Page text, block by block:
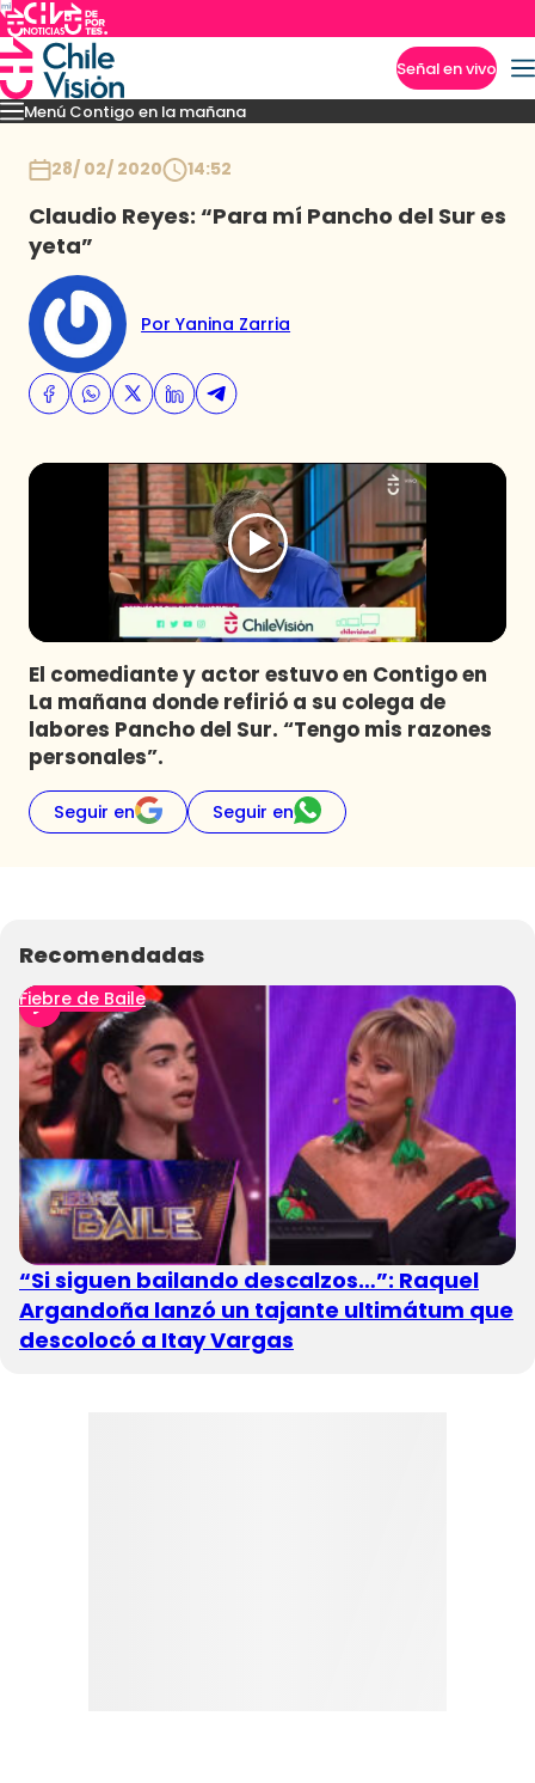
Señal en vivo
Menú Contigo en la mañana
MomentosReportajesDenunciasPolicialPolíticaEspectáculo
28/ 02/ 2020 14:52
Claudio Reyes: “Para mí Pancho del Sur es
yeta”
Por Yanina Zarria
El comediante y actor estuvo en Contigo en
La mañana donde refirió a su colega de
labores Pancho del Sur. “Tengo mis razones
personales”.
Seguir en Seguir en
Recomendadas
Fiebre de Baile
“Si siguen bailando descalzos…”: Raquel
Argandoña lanzó un tajante ultimátum que
descolocó a Itay Vargas
Imperdibles
Programas
Club De La Comedia
Contigo en Directo
Plan Perfecto
El Tiempo
Sabingo